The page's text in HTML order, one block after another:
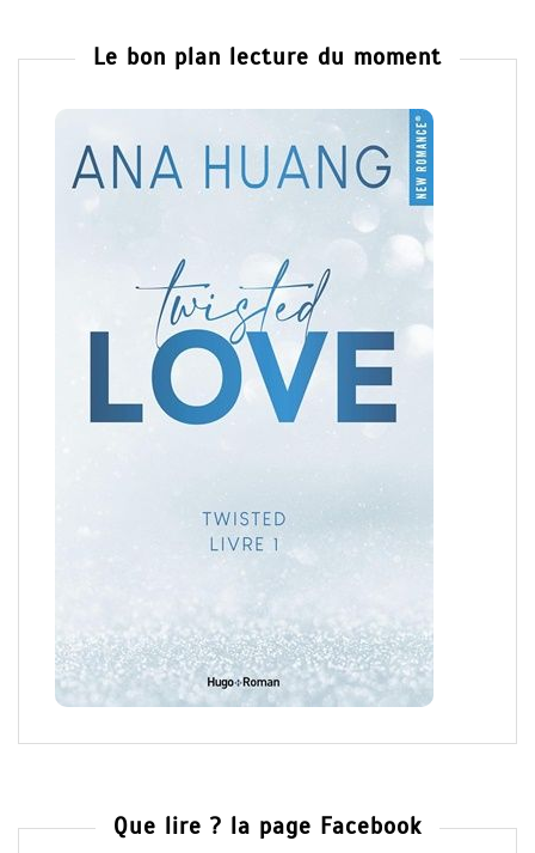
Le bon plan lecture du moment
Que lire ? la page Facebook